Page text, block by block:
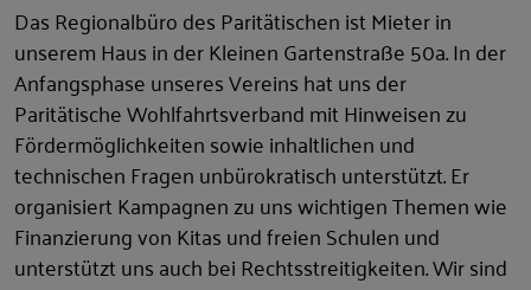
Das Regionalbüro des Paritätischen ist Mieter in
unserem Haus in der Kleinen Gartenstraße 50a. In der
Anfangsphase unseres Vereins hat uns der
Paritätische Wohlfahrtsverband mit Hinweisen zu
Fördermöglichkeiten sowie inhaltlichen und
technischen Fragen unbürokratisch unterstützt. Er
organisiert Kampagnen zu uns wichtigen Themen wie
Finanzierung von Kitas und freien Schulen und
unterstützt uns auch bei Rechtsstreitigkeiten. Wir sind